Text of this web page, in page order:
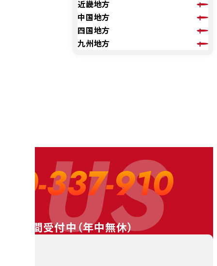
近畿地方
中国地方
四国地方
九州地方
US
337-910
24時間受付中（年中無休）